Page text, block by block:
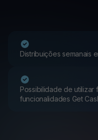
Distribuições semanais
Possibilidade de utilizar
funcionalidades Get